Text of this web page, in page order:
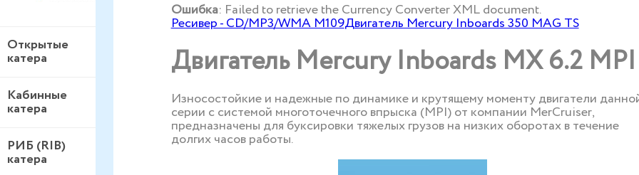
Открытые
катера
Кабинные
катера
РИБ (RIB)
катера
Ошибка: Failed to retrieve the Currency Converter XML document.
Ресивер - CD/MP3/WMA M109Двигатель Mercury Inboards 350 MAG TS
Двигатель Mercury Inboards MX 6.2 MPI
Износостойкие и надежные по динамике и крутящему моменту двигатели
серии с системой многоточечного впрыска (MPI) от компании MerCruiser,
предназначены для буксировки тяжелых грузов на низких оборотах в течение
долгих часов работы.